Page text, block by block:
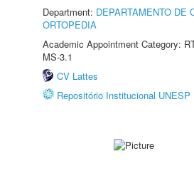
Department: DEPARTAMENTO DE
ORTOPEDIA
Academic Appointment Category:
MS-3.1
CV Lattes
Repositório Institucional UNESP